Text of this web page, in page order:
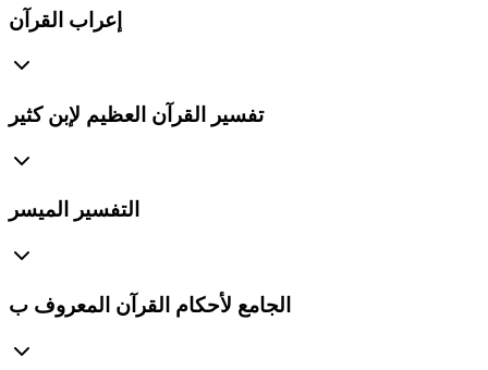
إعراب القرآن
تفسير القرآن العظيم لإبن كثير
التفسير الميسر
الجامع لأحكام القرآن المعروف ب